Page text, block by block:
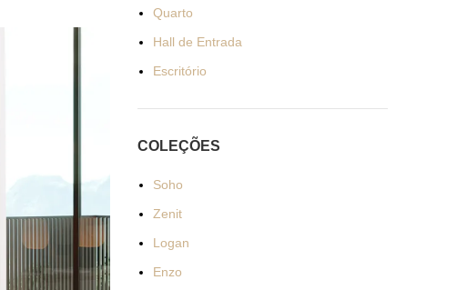
Quarto
Hall de Entrada
Escritório
COLEÇÕES
Soho
Zenit
Logan
Enzo